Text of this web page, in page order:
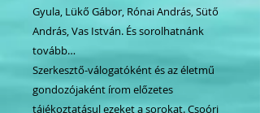
Gyula, Lükő Gábor, Rónai András, Sütő
András, Vas István. És sorolhatnánk
tovább…
Szerkesztő-válogatóként és az életmű
gondozójaként írom előzetes
tájékoztatásul ezeket a sorokat. Csoóri